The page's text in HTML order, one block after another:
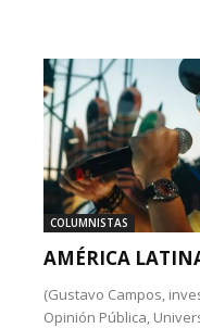
COLUMNISTAS
AMÉRICA
(Gustavo Campos,
Opinión Pública,